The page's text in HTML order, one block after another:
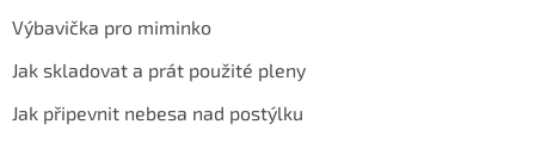
Výbavička pro miminko
Jak skladovat a prát použité pleny
Jak připevnit nebesa nad postýlku